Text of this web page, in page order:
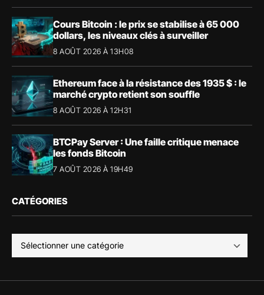
Cours Bitcoin : le prix se stabilise à 65 000
dollars, les niveaux clés à surveiller
8 AOÛT 2026 À 13H08
Ethereum face à la résistance des 1935 $ : le
marché crypto retient son souffle
8 AOÛT 2026 À 12H31
BTCPay Server : Une faille critique menace
les fonds Bitcoin
7 AOÛT 2026 À 19H49
CATÉGORIES